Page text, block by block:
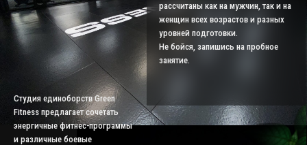
рассчитаны как на мужчин, так и на
женщин всех возрастов и разных
уровней подготовки.
Не бойся, запишись на пробное
занятие.
Студия единоборств Green
Fitness предлагает сочетать
энергичные фитнес-программы
и различные боевые